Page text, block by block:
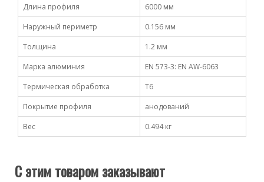
Длина профиля
6000 мм
Наружный периметр
0.156 мм
Толщина
1.2 мм
Марка алюминия
EN 573-3: EN AW-6063
Термическая обработка
Т6
Покрытие профиля
анодований
Вес
0.494 кг
С этим товаром заказывают